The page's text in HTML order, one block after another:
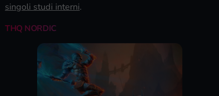
singoli studi interni.
THQ NORDIC